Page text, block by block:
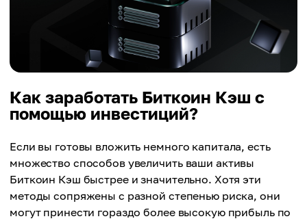
Как заработать Биткоин Кэш с
помощью инвестиций?
Если вы готовы вложить немного капитала, есть
множество способов увеличить ваши активы
Биткоин Кэш быстрее и значительно. Хотя эти
методы сопряжены с разной степенью риска, они
могут принести гораздо более высокую прибыль по